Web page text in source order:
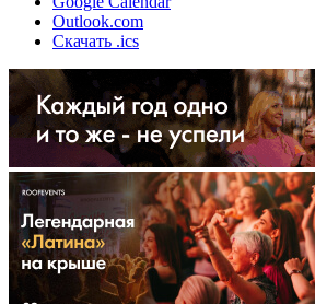
Outlook.com
Скачать .ics